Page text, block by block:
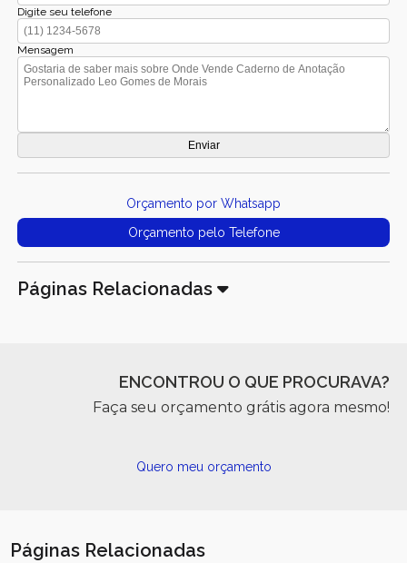
Digite seu telefone
Mensagem
Orçamento por Whatsapp
Orçamento pelo Telefone
Páginas Relacionadas
ENCONTROU O QUE PROCURAVA?
Faça seu orçamento grátis agora mesmo!
Quero meu orçamento
Páginas Relacionadas